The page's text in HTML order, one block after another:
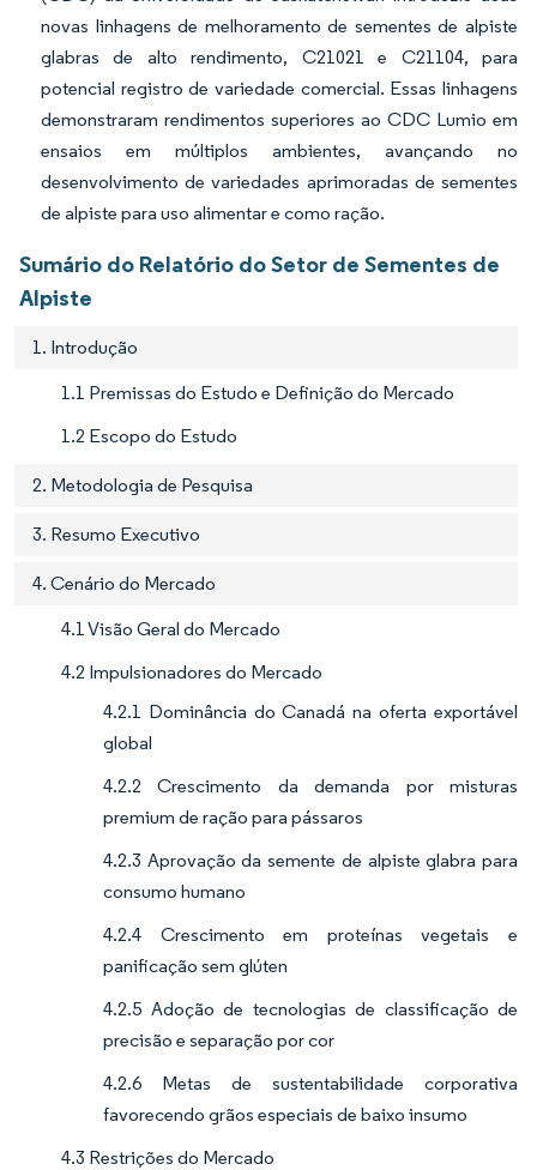
novas linhagens de melhoramento de sementes de alpiste
glabras de alto rendimento, C21021 e C21104, para
potencial registro de variedade comercial. Essas linhagens
demonstraram rendimentos superiores ao CDC Lumio em
ensaios em múltiplos ambientes, avançando no
desenvolvimento de variedades aprimoradas de sementes
de alpiste para uso alimentar e como ração.
Sumário do Relatório do Setor de Sementes de
Alpiste
1. Introdução
1.1 Premissas do Estudo e Definição do Mercado
1.2 Escopo do Estudo
2. Metodologia de Pesquisa
3. Resumo Executivo
4. Cenário do Mercado
4.1 Visão Geral do Mercado
4.2 Impulsionadores do Mercado
4.2.1 Dominância do Canadá na oferta exportável
global
4.2.2 Crescimento da demanda por misturas
premium de ração para pássaros
4.2.3 Aprovação da semente de alpiste glabra para
consumo humano
4.2.4 Crescimento em proteínas vegetais e
panificação sem glúten
4.2.5 Adoção de tecnologias de classificação de
precisão e separação por cor
4.2.6 Metas de sustentabilidade corporativa
favorecendo grãos especiais de baixo insumo
4.3 Restrições do Mercado